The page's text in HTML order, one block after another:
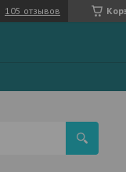
105 отзывов